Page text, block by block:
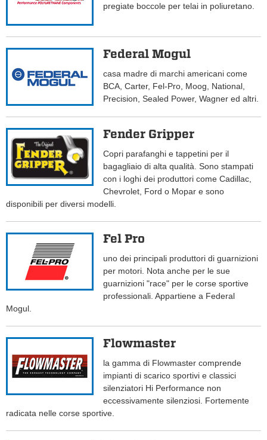
pregiate boccole per telai in poliuretano.
Federal Mogul
casa madre di marchi americani come
BCA, Carter, Fel-Pro, Moog, National,
Precision, Sealed Power, Wagner ed altri.
Fender Gripper
Copri parafanghi e tappetini per il
bagagliaio di alta qualità. Sono stampati
con i loghi dei produttori come Cadillac,
Chevrolet, Ford o Mopar e sono
disponibili per diversi modelli.
Fel Pro
uno dei principali produttori di guarnizioni
per motori. Nota anche per le sue
guarnizioni "race" per le corse sportive
professionali. Appartiene a Federal
Mogul.
Flowmaster
la gamma di Flowmaster comprende
impianti di scarico sportivi e classici
silenziatori Hi Performance non
eccessivamente silenziosi. Fortemente
radicata nelle corse sportive.